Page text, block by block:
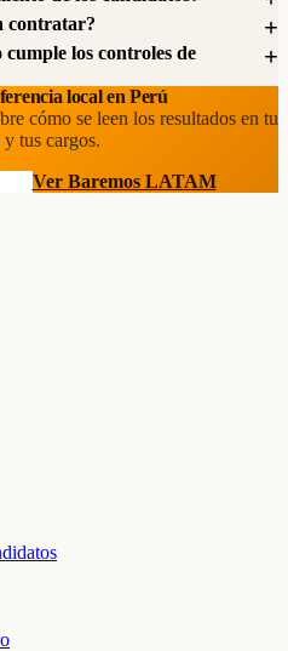
contratar?
los controles de
local en Perú
cómo se leen los resultados en tu
tus cargos.
Ver Baremos LATAM